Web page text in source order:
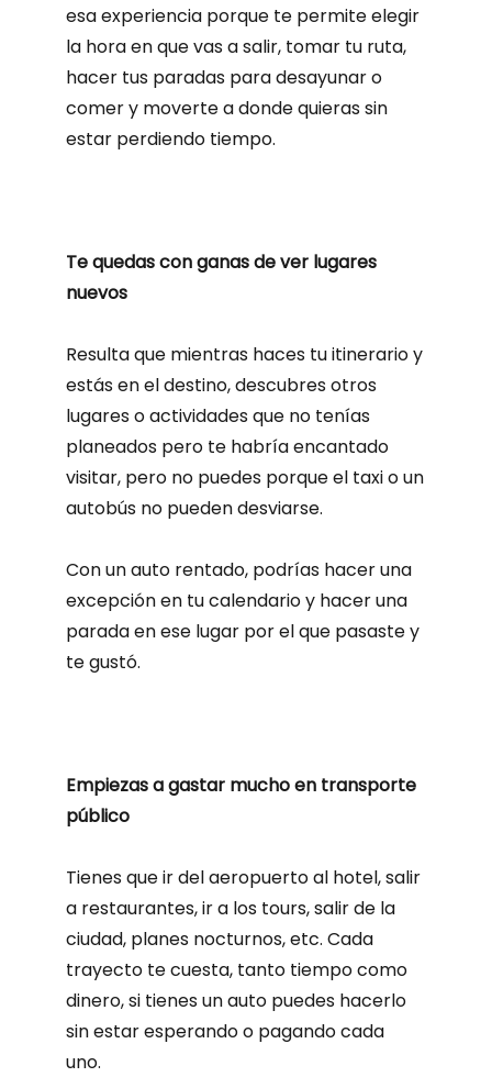
esa experiencia porque te permite elegir
la hora en que vas a salir, tomar tu ruta,
hacer tus paradas para desayunar o
comer y moverte a donde quieras sin
estar perdiendo tiempo.
Te quedas con ganas de ver lugares
nuevos
Resulta que mientras haces tu itinerario y
estás en el destino, descubres otros
lugares o actividades que no tenías
planeados pero te habría encantado
visitar, pero no puedes porque el taxi o un
autobús no pueden desviarse.
Con un auto rentado, podrías hacer una
excepción en tu calendario y hacer una
parada en ese lugar por el que pasaste y
te gustó.
Empiezas a gastar mucho en transporte
público
Tienes que ir del aeropuerto al hotel, salir
a restaurantes, ir a los tours, salir de la
ciudad, planes nocturnos, etc. Cada
trayecto te cuesta, tanto tiempo como
dinero, si tienes un auto puedes hacerlo
sin estar esperando o pagando cada
uno.